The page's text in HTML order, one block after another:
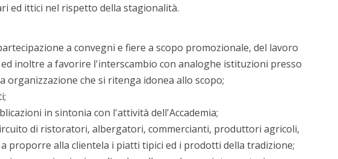
ed ittici nel rispetto della stagionalità.
a convegni e fiere a scopo promozionale, del lavoro
inoltre a favorire l'interscambio con analoghe istituzioni presso
organizzazione che si ritenga idonea allo scopo;
in sintonia con l'attività dell'Accademia;
di ristoratori, albergatori, commercianti, produttori agricoli,
proporre alla clientela i piatti tipici ed i prodotti della tradizione;